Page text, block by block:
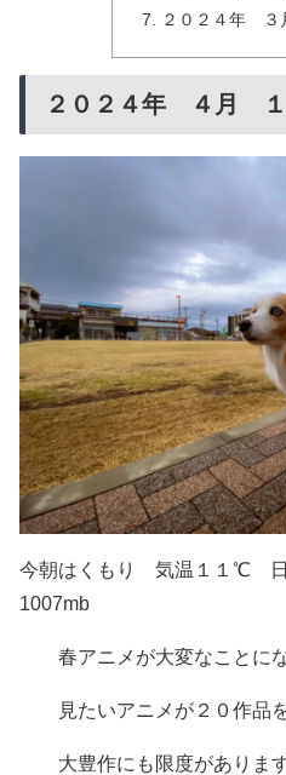
２０２４年 ３
２０２４年 ４月 １
今朝はくもり 気温１１℃
1007mb
春アニメが大変なことにな
見たいアニメが２０作品を
大豊作にも限度があります